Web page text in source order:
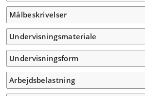
Målbeskrivelser
Undervisningsmateriale
Undervisningsform
Arbejdsbelastning